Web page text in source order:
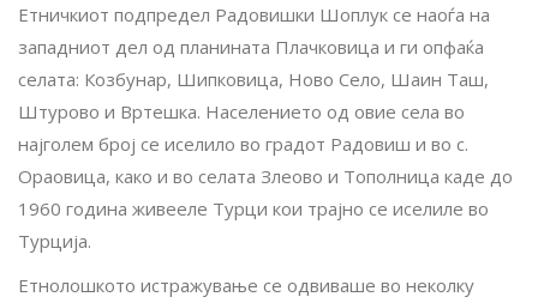
Етничкиот подпредел Радовишки Шоплук се наоѓа на
западниот дел од планината Плачковица и ги опфаќа
селата: Козбунар, Шипковица, Ново Село, Шаин Таш,
Штурово и Вртешка. Населението од овие села во
најголем број се иселило во градот Радовиш и во с.
Ораовица, како и во селата Злеово и Тополница каде до
1960 година живееле Турци кои трајно се иселиле во
Турција.
Етнолошкото истражување се одвиваше во неколку